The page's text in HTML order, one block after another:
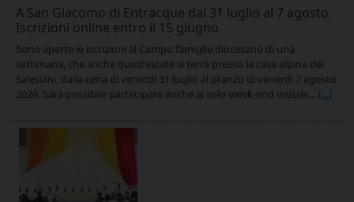
A San Giacomo di Entracque dal 31 luglio al 7 agosto.
Iscrizioni online entro il 15 giugno
Sono aperte le iscrizioni al Campo famiglie diocesano di una
settimana, che anche quest’estate si terrà presso la casa alpina dei
Salesiani, dalla cena di venerdì 31 luglio al pranzo di venerdì 7 agosto
2026. Sarà possibile partecipare anche al solo week-end iniziale… [...]